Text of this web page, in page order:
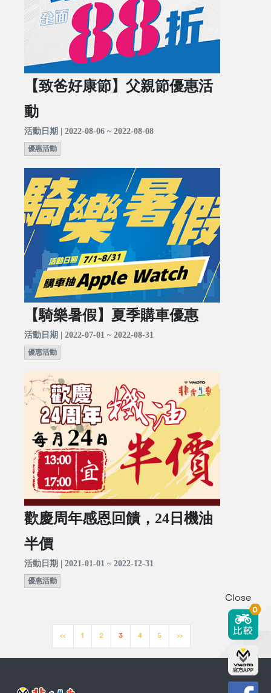
【致爸好康節】父親節優惠活
動
活動日期 | 2022-08-06 ~ 2022-08-08
優惠活動
【騎樂暑假】夏季購車優惠
活動日期 | 2022-07-01 ~ 2022-08-31
優惠活動
歡慶周年感恩回饋，24日機油
半價
活動日期 | 2021-01-01 ~ 2022-12-31
優惠活動
<< 1 2 3 4 5 >>
Close
0